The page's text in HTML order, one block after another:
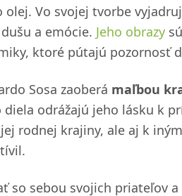
olej. Vo svojej tvorbe
a emócie. Jeho obrazy
ktoré pútajú pozornosť
Sosa zaoberá maľbou
diela odrážajú jeho lásku k
rodnej krajiny, ale aj k iným
so sebou svojich priateľov a